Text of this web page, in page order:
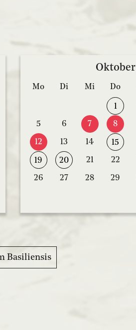
Oktober
Mo Di Mi Do
1
5 6 7 8
12 13 14 15
19 20 21 22
26 27 28 29
Basiliensis